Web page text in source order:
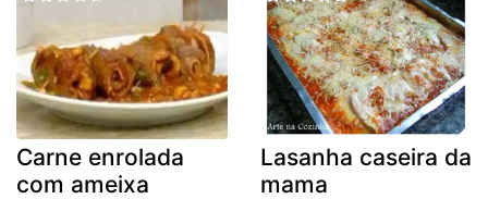
Carne enrolada
com ameixa
Lasanha caseira da
mama